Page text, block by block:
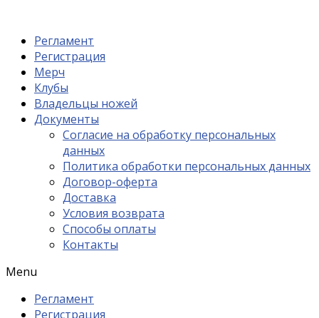
Регламент
Регистрация
Мерч
Клубы
Владельцы ножей
Документы
Согласие на обработку персональных
данных
Политика обработки персональных данных
Договор-оферта
Доставка
Условия возврата
Способы оплаты
Контакты
Menu
Регламент
Регистрация